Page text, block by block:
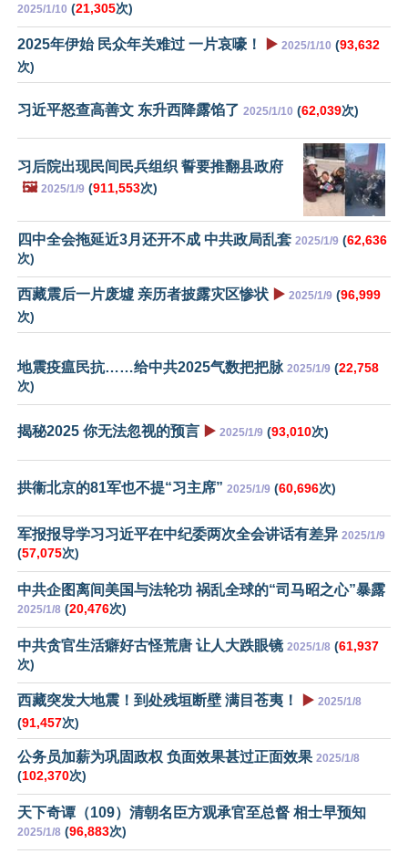
2025/1/10 (21,305次)
2025年伊始 民众年关难过 一片哀嚎！ ▶️ 2025/1/10 (93,632
次)
习近平怒查高善文 东升西降露馅了 2025/1/10 (62,039次)
习后院出现民间民兵组织 誓要推翻县政府
🖼️ 2025/1/9 (911,553次)
四中全会拖延近3月还开不成 中共政局乱套 2025/1/9 (62,636
次)
西藏震后一片废墟 亲历者披露灾区惨状 ▶️ 2025/1/9 (96,999
次)
地震疫瘟民抗……给中共2025气数把把脉 2025/1/9 (22,758
次)
揭秘2025 你无法忽视的预言 ▶️ 2025/1/9 (93,010次)
拱衞北京的81军也不提“习主席” 2025/1/9 (60,696次)
军报报导学习习近平在中纪委两次全会讲话有差异 2025/1/9
(57,075次)
中共企图离间美国与法轮功 祸乱全球的“司马昭之心”暴露
2025/1/8 (20,476次)
中共贪官生活癖好古怪荒唐 让人大跌眼镜 2025/1/8 (61,937
次)
西藏突发大地震！到处残垣断壁 满目苍夷！ ▶️ 2025/1/8
(91,457次)
公务员加薪为巩固政权 负面效果甚过正面效果 2025/1/8
(102,370次)
天下奇谭（109）清朝名臣方观承官至总督 相士早预知
2025/1/8 (96,883次)